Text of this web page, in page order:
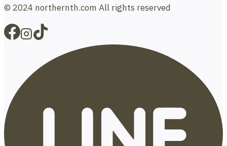
© 2024 northernth.com All rights reserved